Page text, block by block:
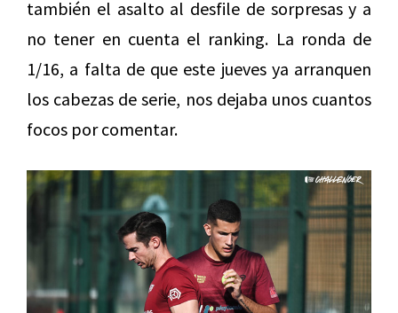
también el asalto al desfile de sorpresas y a
no tener en cuenta el ranking. La ronda de
1/16, a falta de que este jueves ya arranquen
los cabezas de serie, nos dejaba unos cuantos
focos por comentar.